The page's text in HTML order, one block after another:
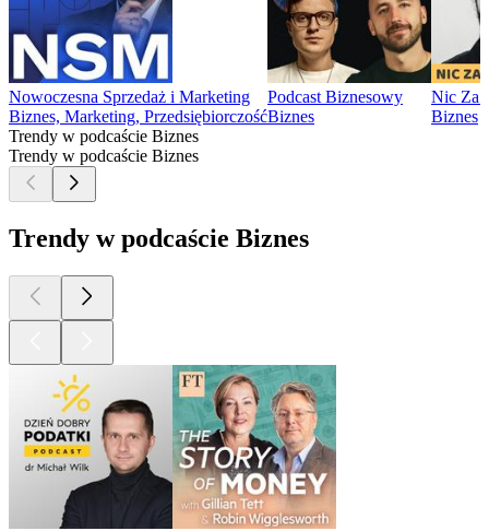
Nowoczesna Sprzedaż i Marketing
Biznes, Marketing, Przedsiębiorczość
Podcast Biznesowy
Biznes
Nic Za
Biznes
Trendy w podcaście Biznes
Trendy w podcaście Biznes
Trendy w podcaście Biznes